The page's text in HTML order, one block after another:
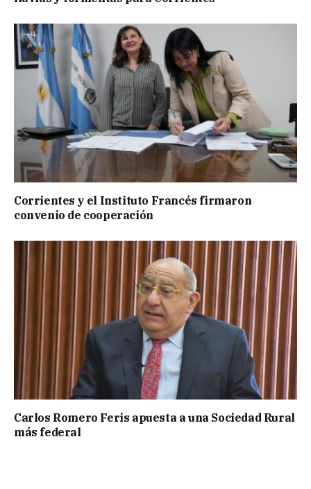
Corrientes y el Instituto Francés firmaron
convenio de cooperación
Carlos Romero Feris apuesta a una Sociedad Rural
más federal